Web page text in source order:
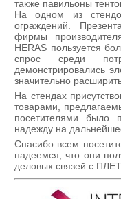
также павильоны
На одном из
ограждений.
фирмы
HERAS пользуется
спрос среди
демонстрировались
значительно
На стендах
товарами,
посетителями было
надежду на
Спасибо всем
надеемся, что они
деловых связей с